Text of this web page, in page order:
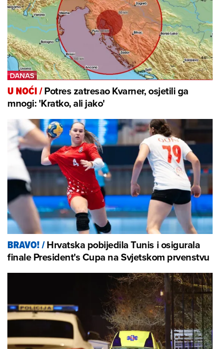
U NOĆI/Potres zatresao Kvarner, osjetili ga
mnogi: 'Kratko, ali jako'
BRAVO!/Hrvatska pobijedila Tunis i osigurala
finale President's Cupa na Svjetskom prvenstvu